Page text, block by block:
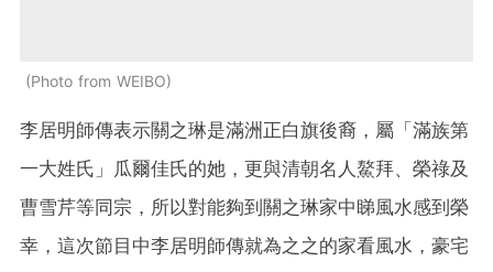
Photo from WEIBO
李居明師傳表示關之琳是滿洲正白旗後裔，屬「滿族第
一大姓氏」瓜爾佳氏的她，更與清朝名人鰲拜、榮祿及
曹雪芹等同宗，所以對能夠到關之琳家中睇風水感到榮
幸，這次節目中李居明師傳就為之之的家看風水，豪宅